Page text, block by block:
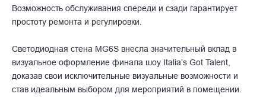
Возможность обслуживания спереди и сзади гарантирует
простоту ремонта и регулировки.
Светодиодная стена MG6S внесла значительный вклад в
визуальное оформление финала шоу Italia’s Got Talent,
доказав свои исключительные визуальные возможности и
став идеальным выбором для мероприятий в помещении.